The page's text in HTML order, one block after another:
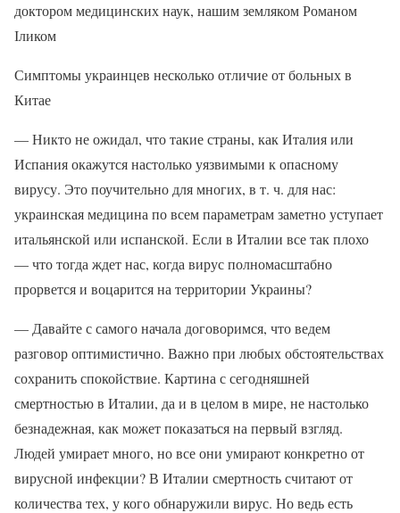
доктором медицинских наук, нашим земляком Романом
Іликом
Симптомы украинцев несколько отличие от больных в
Китае
— Никто не ожидал, что такие страны, как Италия или
Испания окажутся настолько уязвимыми к опасному
вирусу. Это поучительно для многих, в т. ч. для нас:
украинская медицина по всем параметрам заметно уступает
итальянской или испанской. Если в Италии все так плохо
— что тогда ждет нас, когда вирус полномасштабно
прорвется и воцарится на территории Украины?
— Давайте с самого начала договоримся, что ведем
разговор оптимистично. Важно при любых обстоятельствах
сохранить спокойствие. Картина с сегодняшней
смертностью в Италии, да и в целом в мире, не настолько
безнадежная, как может показаться на первый взгляд.
Людей умирает много, но все они умирают конкретно от
вирусной инфекции? В Италии смертность считают от
количества тех, у кого обнаружили вирус. Но ведь есть